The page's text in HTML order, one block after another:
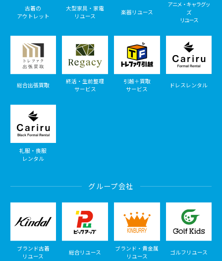
古着の
アウトレット
大型家具・家電
リユース
楽器リユース
アニメ・キャラグッ
ズ
リユース
総合出張買取
終活・生前整理
サービス
引越＋買取
サービス
ドレスレンタル
礼服・喪服
レンタル
グループ会社
ブランド古着
リユース
総合リユース
ブランド・貴金属
リユース
ゴルフリユース